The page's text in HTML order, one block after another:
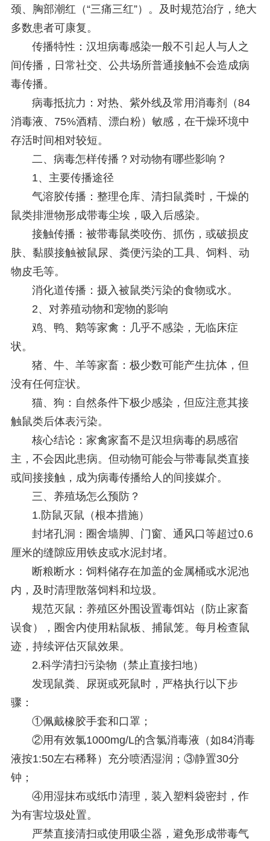
颈、胸部潮红（“三痛三红”）。及时规范治疗，绝大
多数患者可康复。
传播特性：汉坦病毒感染一般不引起人与人之
间传播，日常社交、公共场所普通接触不会造成病
毒传播。
病毒抵抗力：对热、紫外线及常用消毒剂（84
消毒液、75%酒精、漂白粉）敏感，在干燥环境中
存活时间相对较短。
二、病毒怎样传播？对动物有哪些影响？
1、主要传播途径
气溶胶传播：整理仓库、清扫鼠粪时，干燥的
鼠类排泄物形成带毒尘埃，吸入后感染。
接触传播：被带毒鼠类咬伤、抓伤，或破损皮
肤、黏膜接触被鼠尿、粪便污染的工具、饲料、动
物皮毛等。
消化道传播：摄入被鼠类污染的食物或水。
2、对养殖动物和宠物的影响
鸡、鸭、鹅等家禽：几乎不感染，无临床症
状。
猪、牛、羊等家畜：极少数可能产生抗体，但
没有任何症状。
猫、狗：自然条件下极少感染，但应注意其接
触鼠类后体表污染。
核心结论：家禽家畜不是汉坦病毒的易感宿
主，不会因此患病。但动物可能会与带毒鼠类直接
或间接接触，成为病毒传播给人的间接媒介。
三、养殖场怎么预防？
1.防鼠灭鼠（根本措施）
封堵孔洞：圈舍墙脚、门窗、通风口等超过0.6
厘米的缝隙应用铁皮或水泥封堵。
断粮断水：饲料储存在加盖的金属桶或水泥池
内，及时清理散落饲料和垃圾。
规范灭鼠：养殖区外围设置毒饵站（防止家畜
误食），圈舍内使用粘鼠板、捕鼠笼。每月检查鼠
迹，持续评估灭鼠效果。
2.科学清扫污染物（禁止直接扫地）
发现鼠粪、尿斑或死鼠时，严格执行以下步
骤：
①佩戴橡胶手套和口罩；
②用有效氯1000mg/L的含氯消毒液（如84消毒
液按1:50左右稀释）充分喷洒湿润；③静置30分
钟；
④用湿抹布或纸巾清理，装入塑料袋密封，作
为有害垃圾处置。
严禁直接清扫或使用吸尘器，避免形成带毒气